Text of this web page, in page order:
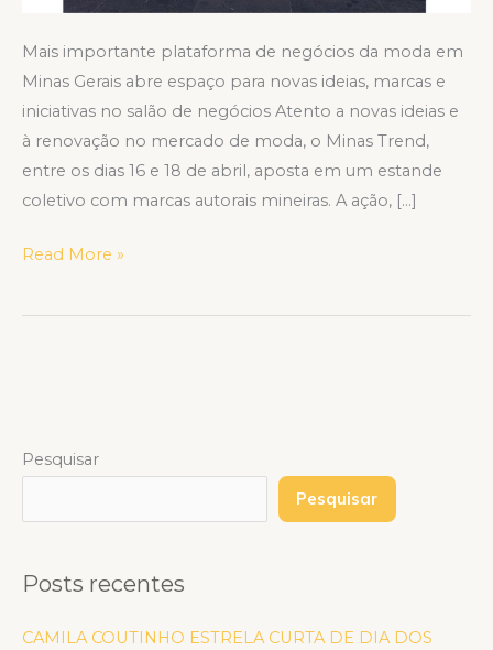
Mais importante plataforma de negócios da moda em
Minas Gerais abre espaço para novas ideias, marcas e
iniciativas no salão de negócios Atento a novas ideias e
à renovação no mercado de moda, o Minas Trend,
entre os dias 16 e 18 de abril, aposta em um estande
coletivo com marcas autorais mineiras. A ação, […]
Read More »
Pesquisar
Pesquisar
Posts recentes
CAMILA COUTINHO ESTRELA CURTA DE DIA DOS